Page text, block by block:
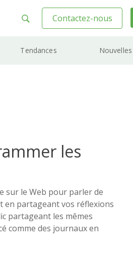
Contactez-nous
Tendances Nouvelles
les
sur le Web pour parler de
en partageant vos réflexions
partageant les mêmes
comme des journaux en